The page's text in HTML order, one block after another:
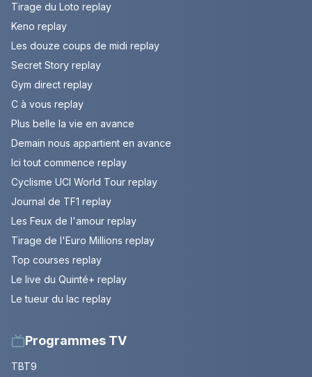
Tirage du Loto replay
Keno replay
Les douze coups de midi replay
Secret Story replay
Gym direct replay
C à vous replay
Plus belle la vie en avance
Demain nous appartient en avance
Ici tout commence replay
Cyclisme UCI World Tour replay
Journal de TF1 replay
Les Feux de l'amour replay
Tirage de l'Euro Millions replay
Top courses replay
Le live du Quinté+ replay
Le tueur du lac replay
Programmes TV
TBT9